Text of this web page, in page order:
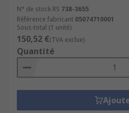
N° de stock RS 738-3655
Référence fabricant 05074710001
Sous-total (1 unité)
150,52 €(TVA exclue)
Quantité